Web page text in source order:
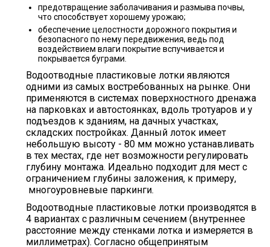
предотвращение заболачивания и размыва почвы,
что способствует хорошему урожаю;
обеспечение целостности дорожного покрытия и
безопасного по нему передвижения, ведь под
воздействием влаги покрытие вспучивается и
покрывается буграми.
Водоотводные пластиковые лотки являются
одними из самых востребованных на рынке. Они
применяются в системах поверхностного дренажа
на парковках и автостоянках, вдоль тротуаров и у
подъездов к зданиям, на дачных участках,
складских постройках. Данный лоток имеет
небольшую высоту - 80 мм можно устанавливать
в тех местах, где нет возможности регулировать
глубину монтажа. Идеально подходит для мест с
ограничением глубины заложения, к примеру,
многоуровневые паркинги.
Водоотводные пластиковые лотки производятся в
4 вариантах с различным сечением (внутреннее
расстояние между стенками лотка и измеряется в
миллиметрах). Согласно общепринятым